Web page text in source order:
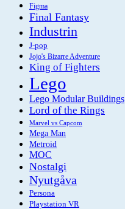
Figma
Final Fantasy
Industrin
J-pop
Jojo's Bizarre Adventure
King of Fighters
Lego
Lego Modular Buildings
Lord of the Rings
Marvel vs Capcom
Mega Man
Metroid
MOC
Nostalgi
Nyutgåva
Persona
Playstation VR